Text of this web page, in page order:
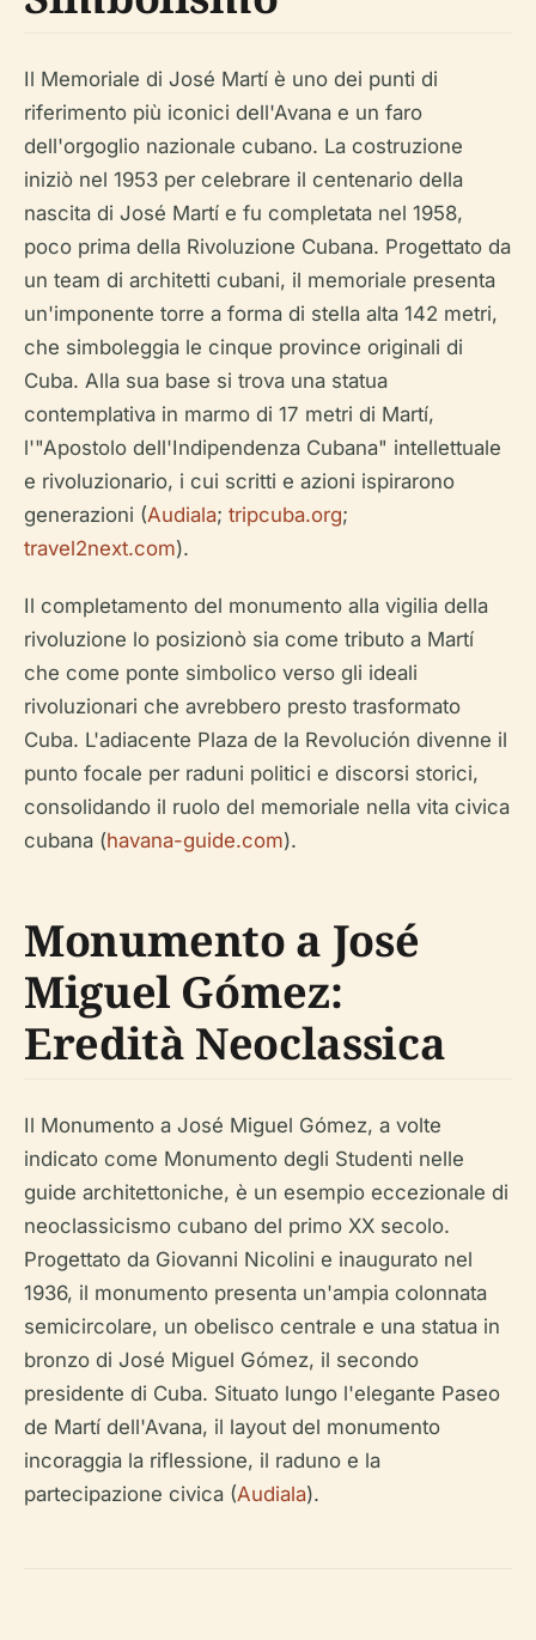
Il Memoriale di José Martí è uno dei punti di
riferimento più iconici dell'Avana e un faro
dell'orgoglio nazionale cubano. La costruzione
iniziò nel 1953 per celebrare il centenario della
nascita di José Martí e fu completata nel 1958,
poco prima della Rivoluzione Cubana. Progettato da
un team di architetti cubani, il memoriale presenta
un'imponente torre a forma di stella alta 142 metri,
che simboleggia le cinque province originali di
Cuba. Alla sua base si trova una statua
contemplativa in marmo di 17 metri di Martí,
l'"Apostolo dell'Indipendenza Cubana" intellettuale
e rivoluzionario, i cui scritti e azioni ispirarono
generazioni (Audiala; tripcuba.org;
travel2next.com).
Il completamento del monumento alla vigilia della
rivoluzione lo posizionò sia come tributo a Martí
che come ponte simbolico verso gli ideali
rivoluzionari che avrebbero presto trasformato
Cuba. L'adiacente Plaza de la Revolución divenne il
punto focale per raduni politici e discorsi storici,
consolidando il ruolo del memoriale nella vita civica
cubana (havana-guide.com).
Monumento a José
Miguel Gómez:
Eredità Neoclassica
Il Monumento a José Miguel Gómez, a volte
indicato come Monumento degli Studenti nelle
guide architettoniche, è un esempio eccezionale di
neoclassicismo cubano del primo XX secolo.
Progettato da Giovanni Nicolini e inaugurato nel
1936, il monumento presenta un'ampia colonnata
semicircolare, un obelisco centrale e una statua in
bronzo di José Miguel Gómez, il secondo
presidente di Cuba. Situato lungo l'elegante Paseo
de Martí dell'Avana, il layout del monumento
incoraggia la riflessione, il raduno e la
partecipazione civica (Audiala).